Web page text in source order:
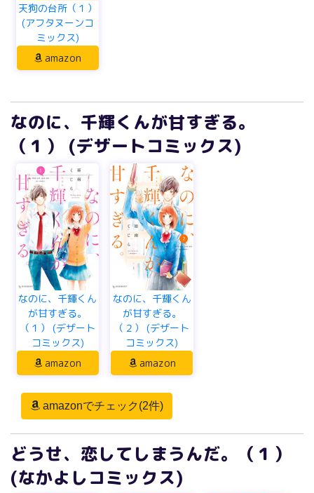
天狗の台所（１）
(アフタヌーンコ
ミックス)
amazon
なのに、千輝くんが甘すぎる。
（１） (デザートコミックス)
なのに、千輝くん
が甘すぎる。
（１） (デザート
コミックス)
amazon
なのに、千輝くん
が甘すぎる。
（２） (デザート
コミックス)
amazon
amazonでチェック(2件)
どうせ、恋してしまうんだ。（１）
(なかよしコミックス)